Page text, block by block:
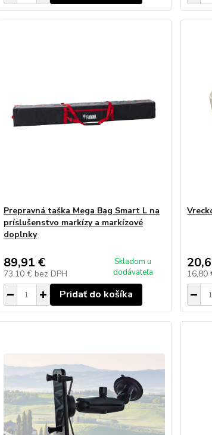
Prepravná taška Mega Bag Smart L na
príslušenstvo markízy a markízové
doplnky
89,91 €
73,10 € bez DPH
Skladom u
dodávateľa
Pridať do košíka
16,80